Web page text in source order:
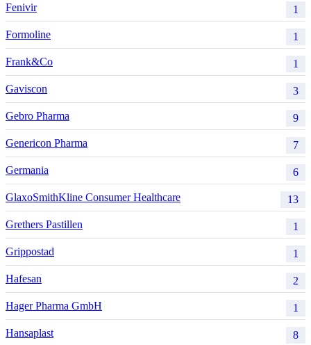
Fenivir 1
Formoline 1
Frank&Co 1
Gaviscon 3
Gebro Pharma 9
Genericon Pharma 7
Germania 6
GlaxoSmithKline Consumer Healthcare 13
Grethers Pastillen 1
Grippostad 1
Hafesan 2
Hager Pharma GmbH 1
Hansaplast 8